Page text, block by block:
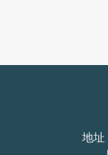
地